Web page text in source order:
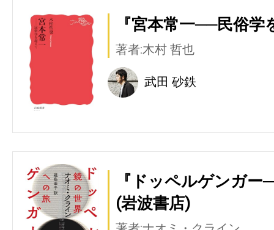
『宮本常一──民俗
著者:木村 哲也
武田 砂鉄
『ドッペルゲンガ
(岩波書店)